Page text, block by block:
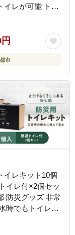
イレが可能 トイ
剤 排泄袋 備蓄
地震 台風 断水 洪
期保存 通販 送
市
イレキット10個
イレ付×2個セッ
防災グッズ 非常
時でもトイレが